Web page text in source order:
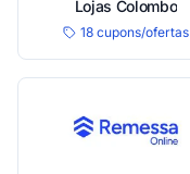
Lojas Colombo
18 cupons/ofertas